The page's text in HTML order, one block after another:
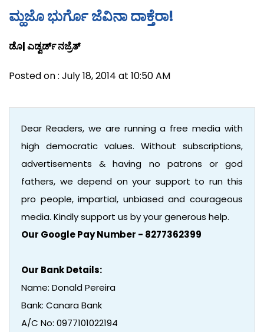
ಮ್ಹಜೊ ಭುರ್ಗೊ ಜೆವಿನಾ ದಾಕ್ತೆರಾ!
ಡೊ| ಎಡ್ವರ್ಡ್ ನಜ್ರೆತ್
Posted on : July 18, 2014 at 10:50 AM
Dear Readers, we are running a free media with
high democratic values. Without subscriptions,
advertisements & having no patrons or god
fathers, we depend on your support to run this
pro people, impartial, unbiased and courageous
media. Kindly support us by your generous help.
Our Google Pay Number - 8277362399
Our Bank Details:
Name: Donald Pereira
Bank: Canara Bank
A/C No: 0977101022194